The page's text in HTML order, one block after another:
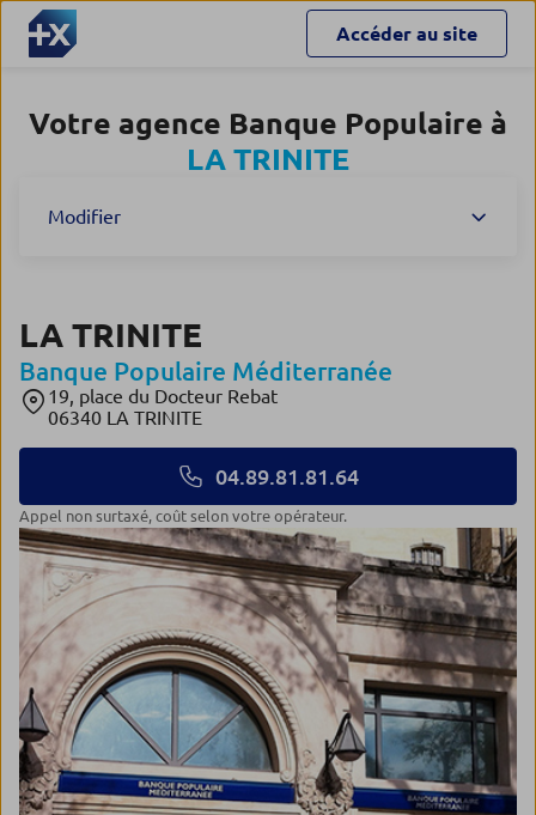
Accéder au site
Votre agence Banque Populaire à
LA TRINITE
Modifier
LA TRINITE
Banque Populaire Méditerranée
19, place du Docteur Rebat
06340 LA TRINITE
04.89.81.81.64
Appel non surtaxé, coût selon votre opérateur.